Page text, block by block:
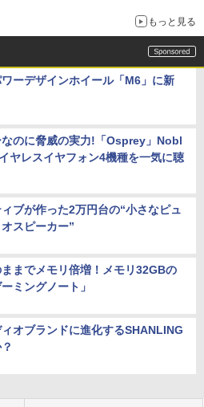
もっと見る
ーデザインホイール「M6」に新
なのに脅威の実力!「Osprey」Nobl
ヤレスイヤフォン4機種を一気に聴
ブが作った2万円台の“小さなピュ
スピーカー”
までメモリ倍増！メモリ32GBの
ーミングノート」
オブランドに進化するSHANLING